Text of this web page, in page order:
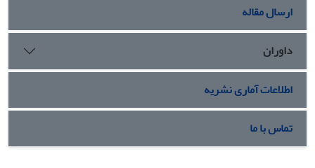
ارسال مقاله
داوران
اطلاعات آماری نشریه
تماس با ما